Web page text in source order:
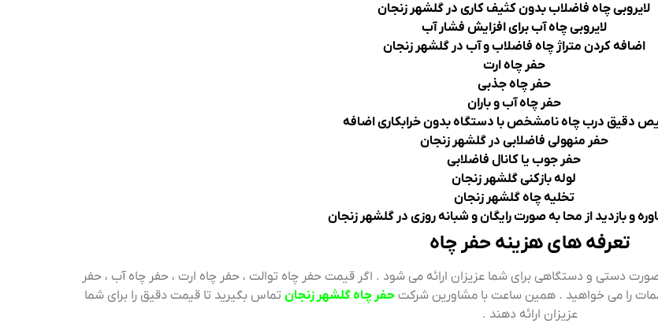
لایروبی چاه فاضلاب بدون کثیف کاری در گلشهر زنجان
لایروبی چاه آب برای افزایش فشار آب
اضافه کردن متراژ چاه فاضلاب و آب در گلشهر زنجان
حفر چاه ارت
حفر چاه جذبی
حفر چاه آب و باران
دقیق درب چاه نامشخص با دستگاه بدون خرابکاری اضافه
حفر منهولی فاضلابی در گلشهر زنجان
حفر جوب یا کانال فاضلابی
لوله بازکنی گلشهر زنجان
تخلیه چاه گلشهر زنجان
و بازدید از محا به صورت رایگان و شبانه روزی در گلشهر زنجان
تعرفه های هزینه حفر چاه
دستی و دستگاهی برای شما عزیزان ارائه می شود . اگر قیمت حفر چاه توالت ، حفر چاه ارت ، حفر چاه آب ، حفر
را می خواهید . همین ساعت با مشاورین شرکت حفر چاه گلشهر زنجان تماس بگیرید تا قیمت دقیق را برای شما
عزیزان ارائه دهند .